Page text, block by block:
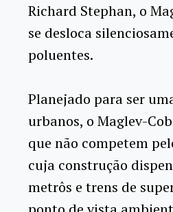
Richard Stephan, o
se desloca
poluentes.
Planejado para ser
urbanos, o Maglev-
que não competem
cuja construção
metrôs e trens de